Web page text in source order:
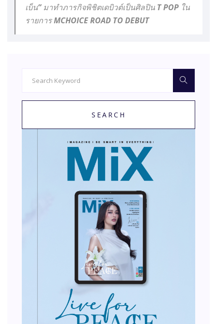
เบ็น” มาทำภารกิจพิชิตเดบิวต์เป็นศิลปิน T POP ใน
รายการ MCHOICE ROAD TO DEBUT
SEARCH